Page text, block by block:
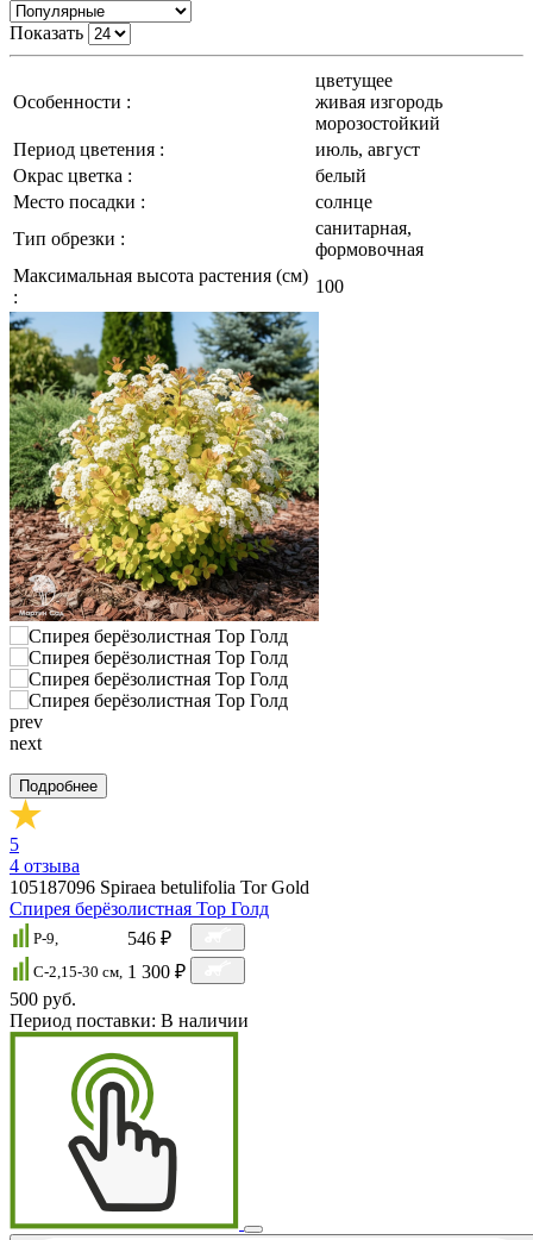
Показать
Особенности :
цветущее
живая изгородь
морозостойкий
Период цветения :
июль, август
Окрас цветка :
белый
Место посадки :
солнце
Тип обрезки :
санитарная,
формовочная
Максимальная высота растения (см)
:
100
prev
next
Подробнее
5
4 отзыва
105187096 Spiraea betulifolia Tor Gold
Спирея берёзолистная Тор Голд
P-9, 546 ₽
C-2,15-30 см, 1 300 ₽
500 руб.
Период поставки: В наличии